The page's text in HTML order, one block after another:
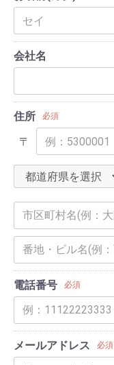
会社名
住所 必須
〒
電話番号 必須
メールアドレス 必須